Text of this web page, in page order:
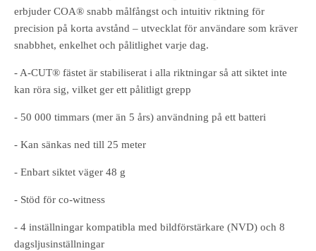
erbjuder COA® snabb målfångst och intuitiv riktning för
precision på korta avstånd – utvecklat för användare som kräver
snabbhet, enkelhet och pålitlighet varje dag.
- A-CUT® fästet är stabiliserat i alla riktningar så att siktet inte
kan röra sig, vilket ger ett pålitligt grepp
- 50 000 timmars (mer än 5 års) användning på ett batteri
- Kan sänkas ned till 25 meter
- Enbart siktet väger 48 g
- Stöd för co-witness
- 4 inställningar kompatibla med bildförstärkare (NVD) och 8
dagsljusinställningar